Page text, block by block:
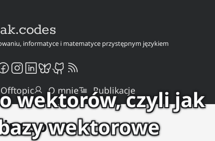
informatyce i matematyce przystępnym językiem
Offtopic O mnie Publikacje
wektorów, czyli jak
wektorowe